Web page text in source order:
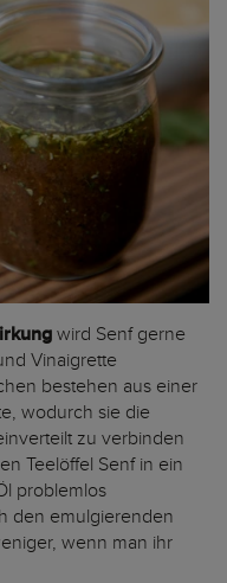
wird Senf gerne
Vinaigrette
bestehen aus einer
wodurch sie die
zu verbinden
Teelöffel Senf in ein
problemlos
den emulgierenden
wenn man ihr